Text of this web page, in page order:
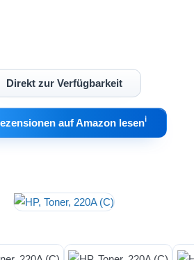
Direkt zur Verfügbarkeit
auf Amazon lesenℹ︎